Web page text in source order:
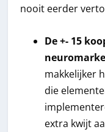
nooit eerder
De +- 15
makkelijker
die
extra kwijt